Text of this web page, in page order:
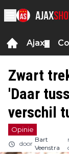
Ajax
Zwart
'Daar
verschil
Opinie
door
Bart
Veenstra